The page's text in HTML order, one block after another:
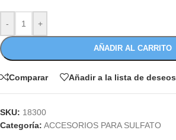
- +
AÑADIR AL CARRITO
Comparar Añadir a la lista de deseos
SKU: 18300
Categoría: ACCESORIOS PARA SULFATO